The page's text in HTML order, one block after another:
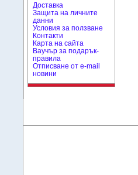
Доставка
Защита на личните
данни
Условия за ползване
Контакти
Карта на сайта
Ваучър за подарък-
правила
Отписване от e-mail
новини